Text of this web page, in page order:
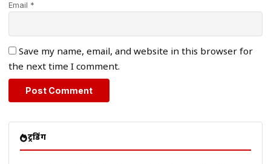
Email *
Save my name, email, and website in this browser for
the next time I comment.
ट्रेंडिंग